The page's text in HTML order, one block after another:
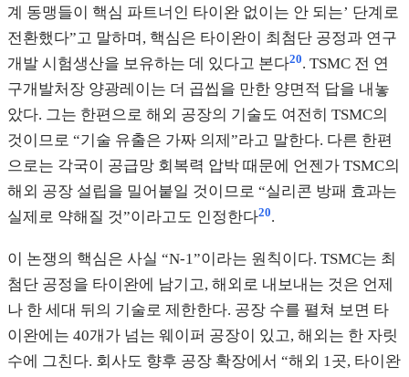
계 동맹들이 핵심 파트너인 타이완 없이는 안 되는’ 단계로
전환했다”고 말하며, 핵심은 타이완이 최첨단 공정과 연구
개발 시험생산을 보유하는 데 있다고 본다20. TSMC 전 연
구개발처장 양광레이는 더 곱씹을 만한 양면적 답을 내놓
았다. 그는 한편으로 해외 공장의 기술도 여전히 TSMC의
것이므로 “기술 유출은 가짜 의제”라고 말한다. 다른 한편
으로는 각국이 공급망 회복력 압박 때문에 언젠가 TSMC의
해외 공장 설립을 밀어붙일 것이므로 “실리콘 방패 효과는
실제로 약해질 것”이라고도 인정한다20.
이 논쟁의 핵심은 사실 “N-1”이라는 원칙이다. TSMC는 최
첨단 공정을 타이완에 남기고, 해외로 내보내는 것은 언제
나 한 세대 뒤의 기술로 제한한다. 공장 수를 펼쳐 보면 타
이완에는 40개가 넘는 웨이퍼 공장이 있고, 해외는 한 자릿
수에 그친다. 회사도 향후 공장 확장에서 “해외 1곳, 타이완